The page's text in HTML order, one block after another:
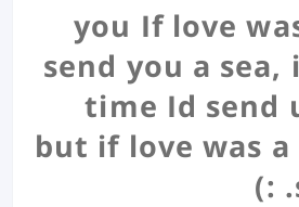
you If love
send you a sea,
time Id send
but if love was a